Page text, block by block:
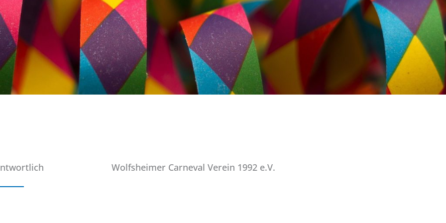
Wolfsheimer Carneval Verein 1992 e.V.